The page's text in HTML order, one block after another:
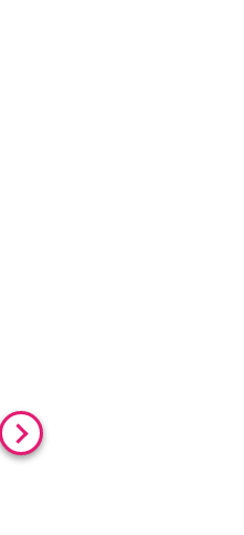
【36%OFF】
ボジョルナ 珪藻土バス